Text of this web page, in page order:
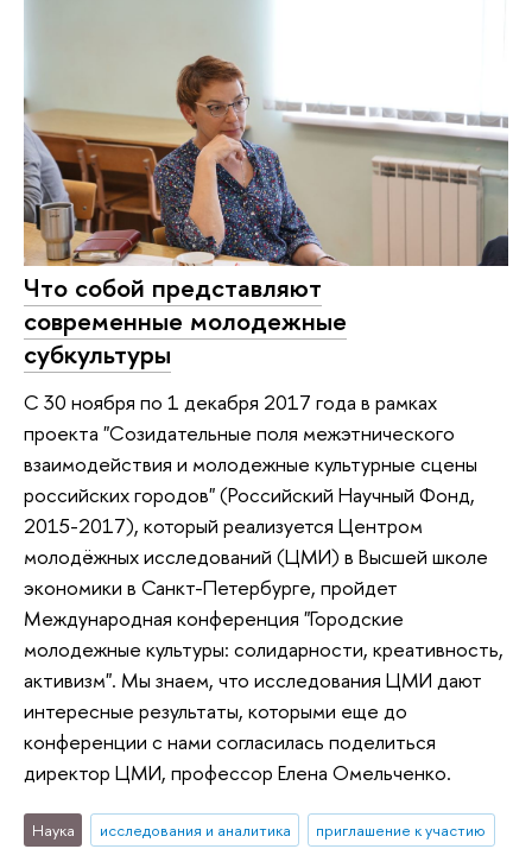
Что собой представляют
современные молодежные
субкультуры
С 30 ноября по 1 декабря 2017 года в рамках
проекта "Созидательные поля межэтнического
взаимодействия и молодежные культурные сцены
российских городов" (Российский Научный Фонд,
2015-2017), который реализуется Центром
молодёжных исследований (ЦМИ) в Высшей школе
экономики в Санкт-Петербурге, пройдет
Международная конференция "Городские
молодежные культуры: солидарности, креативность,
активизм". Мы знаем, что исследования ЦМИ дают
интересные результаты, которыми еще до
конференции с нами согласилась поделиться
директор ЦМИ, профессор Елена Омельченко.
Наука исследования и аналитика приглашение к участию